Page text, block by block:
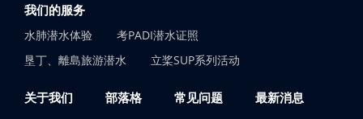
我们的服务
水肺潜水体验
考PADI潜水证照
垦丁、離島旅游潜水
立桨SUP系列活动
关于我们 部落格 常见问题 最新消息